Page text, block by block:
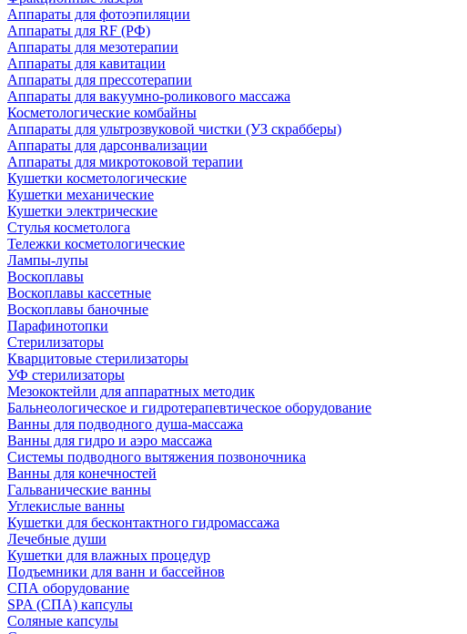
Аппараты для фотоэпиляции
Аппараты для RF (РФ)
Аппараты для мезотерапии
Аппараты для кавитации
Аппараты для прессотерапии
Аппараты для вакуумно-роликового массажа
Косметологические комбайны
Аппараты для ультрозвуковой чистки (УЗ скрабберы)
Аппараты для дарсонвализации
Аппараты для микротоковой терапии
Кушетки косметологические
Кушетки механические
Кушетки электрические
Стулья косметолога
Тележки косметологические
Лампы-лупы
Воскоплавы
Воскоплавы кассетные
Воскоплавы баночные
Парафинотопки
Стерилизаторы
Кварцитовые стерилизаторы
УФ стерилизаторы
Мезококтейли для аппаратных методик
Бальнеологическое и гидротерапевтическое оборудование
Ванны для подводного душа-массажа
Ванны для гидро и аэро массажа
Системы подводного вытяжения позвоночника
Ванны для конечностей
Гальванические ванны
Углекислые ванны
Кушетки для бесконтактного гидромассажа
Лечебные души
Кушетки для влажных процедур
Подъемники для ванн и бассейнов
СПА оборудование
SPA (СПА) капсулы
Соляные капсулы